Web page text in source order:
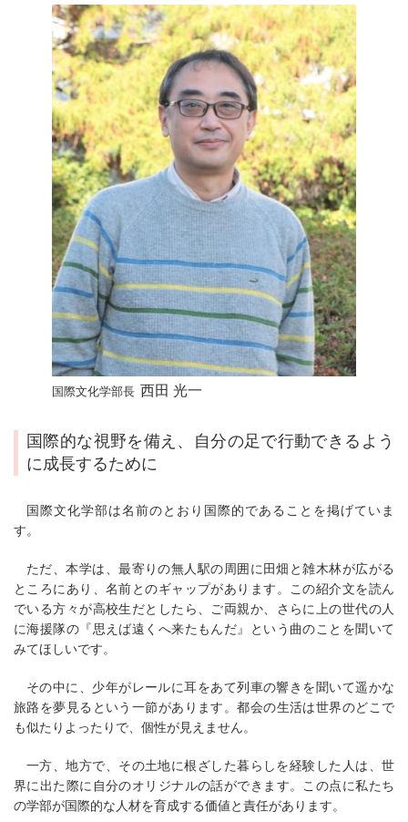
国際文化学部長 西田 光一
国際的な視野を備え、
自分の足で行動できるよう
に成長するために
国際文化学部は名前のとおり国際的であることを掲げていま
す。
ただ、本学は、最寄りの無人駅の周囲に田畑と雑木林が広がる
ところにあり、名前とのギャップがあります。この紹介文を読ん
でいる方々が高校生だとしたら、ご両親か、さらに上の世代の人
に海援隊の『思えば遠くへ来たもんだ』という曲のことを聞いて
みてほしいです。
その中に、少年がレールに耳をあて列車の響きを聞いて遥かな
旅路を夢見るという一節があります。都会の生活は世界のどこで
も似たりよったりで、個性が見えません。
一方、地方で、その土地に根ざした暮らしを経験した人は、世
界に出た際に自分のオリジナルの話ができます。この点に私たち
の学部が国際的な人材を育成する価値と責任があります。